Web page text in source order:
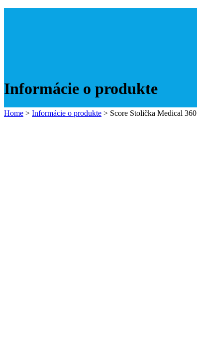
Informácie o produkte
Home > Informácie o produkte > Score Stolička Medical 360